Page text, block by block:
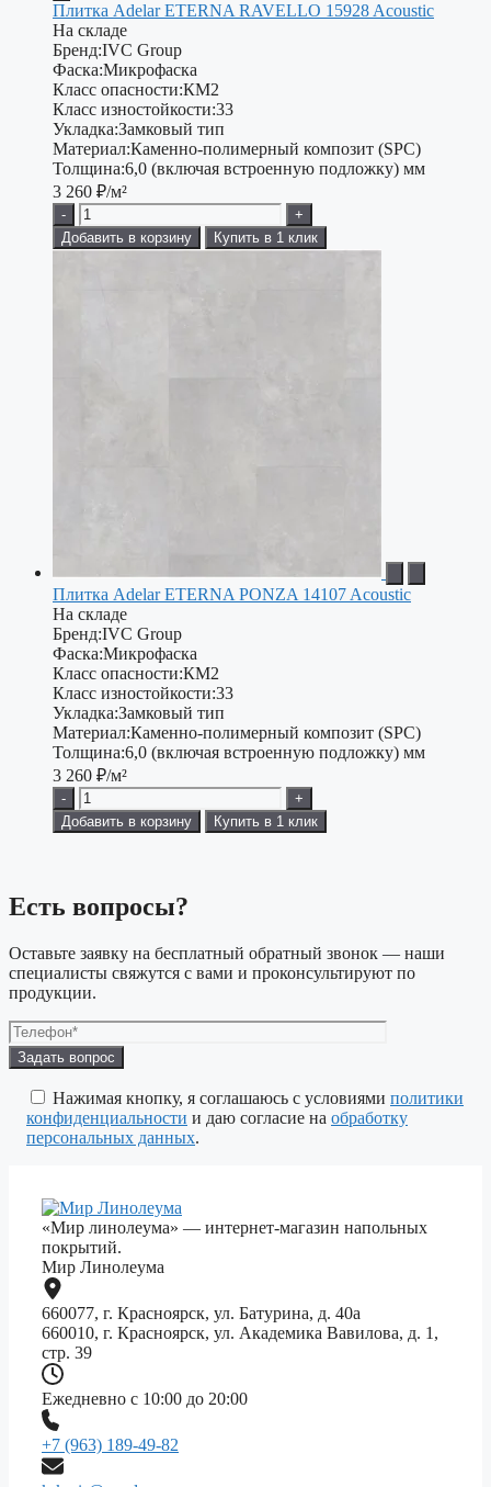
Плитка Adelar ETERNA RAVELLO 15928 Acoustic
На складе
Бренд:IVC Group
Фаска:Микрофаска
Класс опасности:КМ2
Класс изностойкости:33
Укладка:Замковый тип
Материал:Каменно-полимерный композит (SPC)
Толщина:6,0 (включая встроенную подложку) мм
3 260 ₽/м²
-
+
Добавить в корзину
Купить в 1 клик
Плитка Adelar ETERNA PONZA 14107 Acoustic
На складе
Бренд:IVC Group
Фаска:Микрофаска
Класс опасности:КМ2
Класс изностойкости:33
Укладка:Замковый тип
Материал:Каменно-полимерный композит (SPC)
Толщина:6,0 (включая встроенную подложку) мм
3 260 ₽/м²
-
+
Добавить в корзину
Купить в 1 клик
Есть вопросы?
Оставьте заявку на бесплатный обратный звонок — наши
специалисты свяжутся с вами и проконсультируют по
продукции.
Оставьте
это
поле
пустым.
Нажимая кнопку, я соглашаюсь с условиями политики
конфиденциальности и даю согласие на обработку
персональных данных.
«Мир линолеума» — интернет-магазин напольных
покрытий.
Мир Линолеума
660077, г. Красноярск, ул. Батурина, д. 40а
660010, г. Красноярск, ул. Академика Вавилова, д. 1,
стр. 39
Ежедневно с 10:00 до 20:00
+7 (963) 189-49-82